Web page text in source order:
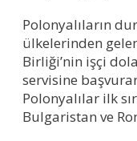
Polonyalıların
ülkelerinden
Birliği’nin işçi
servisine
Polonyalılar ilk
Bulgaristan ve